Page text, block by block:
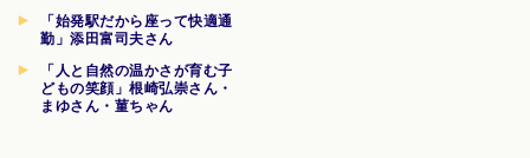
「始発駅だから座って快適通
勤」添田富司夫さん
「人と自然の温かさが育む子
どもの笑顔」根崎弘崇さん・
まゆさん・菫ちゃん